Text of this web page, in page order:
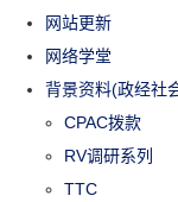
网站更新
网络学堂
背景资料(政经社
CPAC拨款
RV调研系列
TTC